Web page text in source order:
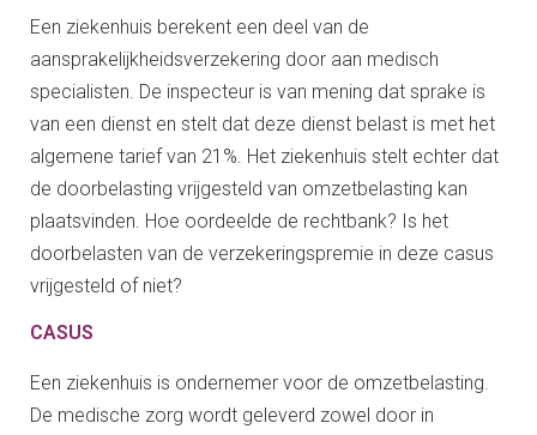
Een ziekenhuis berekent een deel van de
aansprakelijkheidsverzekering door aan medisch
specialisten. De inspecteur is van mening dat sprake is
van een dienst en stelt dat deze dienst belast is met het
algemene tarief van 21%. Het ziekenhuis stelt echter dat
de doorbelasting vrijgesteld van omzetbelasting kan
plaatsvinden. Hoe oordeelde de rechtbank? Is het
doorbelasten van de verzekeringspremie in deze casus
vrijgesteld of niet?
CASUS
Een ziekenhuis is ondernemer voor de omzetbelasting.
De medische zorg wordt geleverd zowel door in